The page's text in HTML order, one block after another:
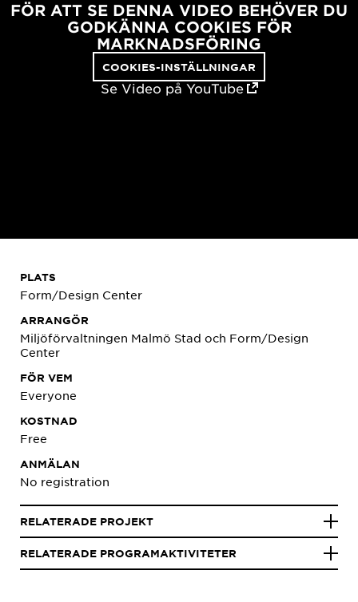
FÖR ATT SE DENNA VIDEO BEHÖVER DU
GODKÄNNA COOKIES FÖR
MARKNADSFÖRING
COOKIES-INSTÄLLNINGAR
Se Video på YouTube
PLATS
Form/Design Center
ARRANGÖR
Miljöförvaltningen Malmö Stad och Form/Design
Center
FÖR VEM
Everyone
KOSTNAD
Free
ANMÄLAN
No registration
RELATERADE PROJEKT
RELATERADE PROGRAMAKTIVITETER